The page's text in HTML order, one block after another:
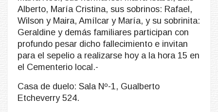
Alberto, María Cristina, sus sobrinos: Rafael,
Wilson y Maira, Amílcar y María, y su sobrinita:
Geraldine y demás familiares participan con
profundo pesar dicho fallecimiento e invitan
para el sepelio a realizarse hoy a la hora 15 en
el Cementerio local.-
Casa de duelo: Sala Nº-1, Gualberto
Etcheverry 524.